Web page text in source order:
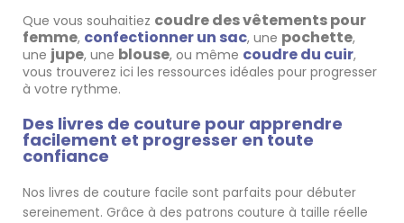
Que vous souhaitiez coudre des vêtements pour
femme, confectionner un sac, une pochette,
une jupe, une blouse, ou même coudre du cuir,
vous trouverez ici les ressources idéales pour progresser
à votre rythme.
Des livres de couture pour apprendre
facilement et progresser en toute
confiance
Nos livres de couture facile sont parfaits pour débuter
sereinement. Grâce à des patrons couture à taille réelle